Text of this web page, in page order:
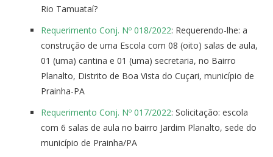
Rio Tamuataí?
Requerimento Conj. Nº 018/2022: Requerendo-lhe: a
construção de uma Escola com 08 (oito) salas de aula,
01 (uma) cantina e 01 (uma) secretaria, no Bairro
Planalto, Distrito de Boa Vista do Cuçari, município de
Prainha-PA
Requerimento Conj. Nº 017/2022: Solicitação: escola
com 6 salas de aula no bairro Jardim Planalto, sede do
município de Prainha/PA